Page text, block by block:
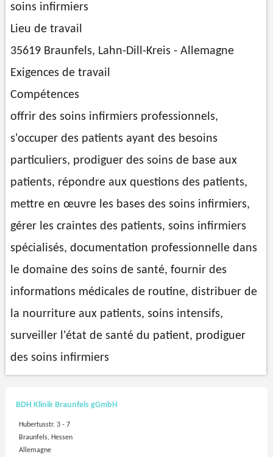
soins infirmiers
Lieu de travail
35619 Braunfels, Lahn-Dill-Kreis - Allemagne
Exigences de travail
Compétences
offrir des soins infirmiers professionnels,
s'occuper des patients ayant des besoins
particuliers, prodiguer des soins de base aux
patients, répondre aux questions des patients,
mettre en œuvre les bases des soins infirmiers,
gérer les craintes des patients, soins infirmiers
spécialisés, documentation professionnelle dans
le domaine des soins de santé, fournir des
informations médicales de routine, distribuer de
la nourriture aux patients, soins intensifs,
surveiller l'état de santé du patient, prodiguer
des soins infirmiers
BDH Klinik Braunfels gGmbH
Hubertusstr. 3 - 7
Braunfels, Hessen
Allemagne